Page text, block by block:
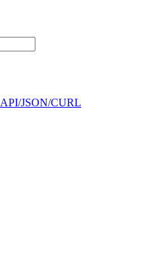
API/JSON/CURL